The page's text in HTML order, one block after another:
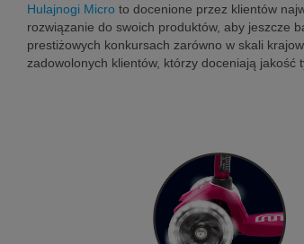
Hulajnogi Micro to docenione przez klientów
rozwiązanie do swoich produktów, aby jeszcze
prestiżowych konkursach zarówno w skali
zadowolonych klientów, którzy doceniają jakość